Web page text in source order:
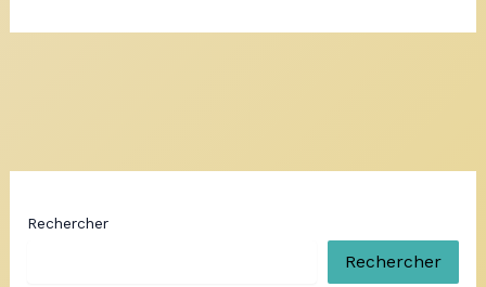
Rechercher
Rechercher